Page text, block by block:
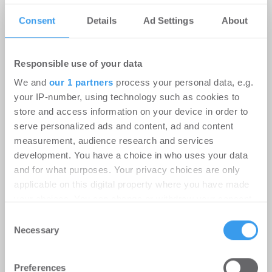
Consent Details Ad Settings About
Responsible use of your data
We and our 1 partners process your personal data, e.g.
your IP-number, using technology such as cookies to
store and access information on your device in order to
serve personalized ads and content, ad and content
measurement, audience research and services
development. You have a choice in who uses your data
and for what purposes. Your privacy choices are only
applicable on this digital property where you have made
the Privacy trigger icon.
Find out more about how your personal data is processed
Selection
Necessary
Preferences
9.000 m² für weiteres Wachstum:
RUHR REAL vermittelt
Logistikfläche in Unna
Logistik | Deals Miete -06.08.2026
kostenlosen Account, um auf die neusten ...